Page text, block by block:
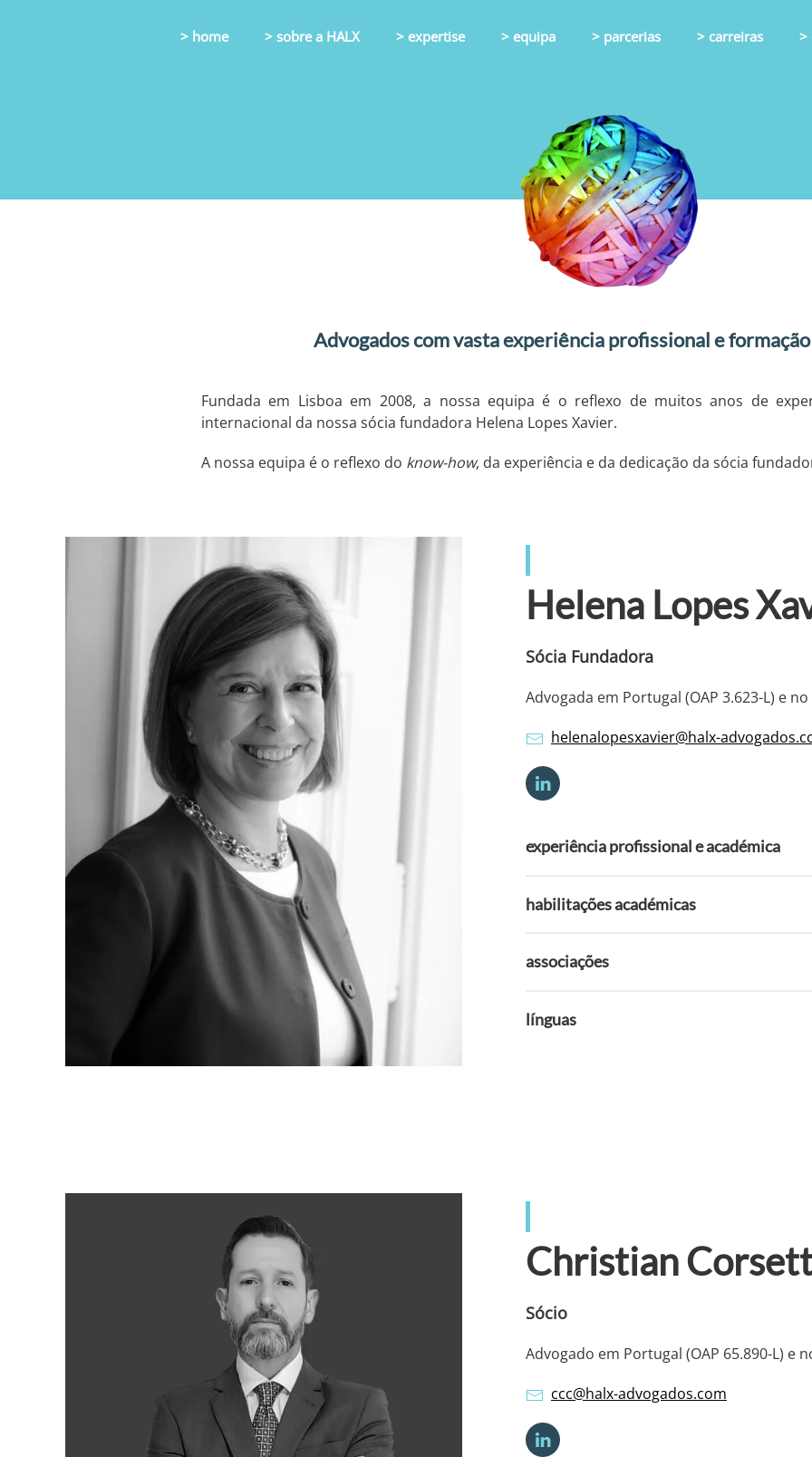
> home > sobre a HALX > expertise > equipa > parcerias > carreiras >
Advogados com vasta experiência profissional e
Fundada em Lisboa em 2008, a nossa equipa é o reflexo de muitos anos de
internacional da nossa sócia fundadora Helena Lopes Xavier.
A nossa equipa é o reflexo do know-how, da experiência e da dedicação da sócia
Helena Lopes
Sócia Fundadora
Advogada em Portugal (OAP 3.623-L) e no
helenalopesxavier@halx-
experiência profissional e académica
habilitações académicas
associações
línguas
Christian
Sócio
Advogado em Portugal (OAP 65.890-L) e
ccc@halx-advogados.com